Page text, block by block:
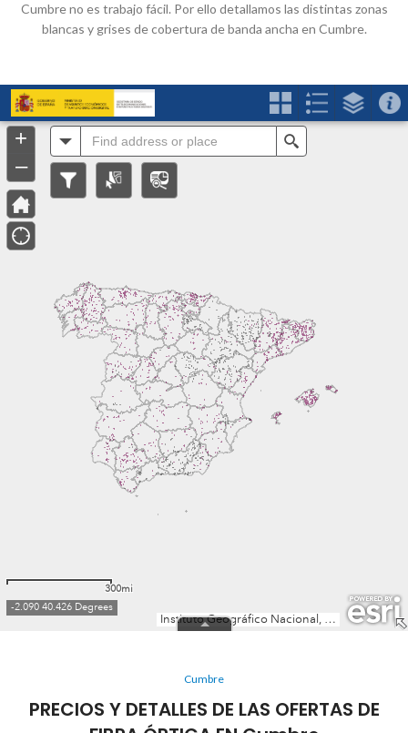
Cumbre no es trabajo fácil. Por ello detallamos las distintas zonas
blancas y grises de cobertura de banda ancha en Cumbre.
Cumbre
PRECIOS Y DETALLES DE LAS OFERTAS DE